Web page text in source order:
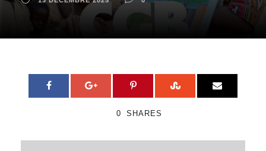
0 SHARES